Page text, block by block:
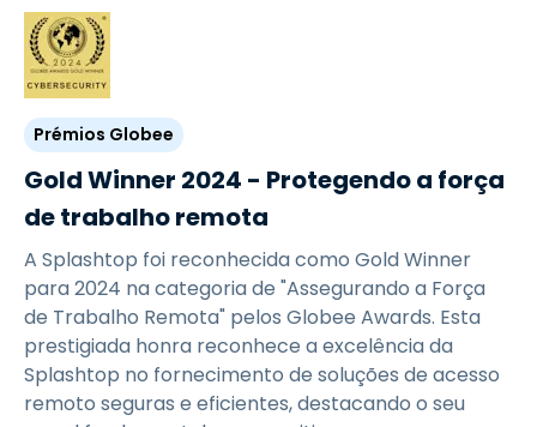
Prémios Globee
Gold Winner 2024 - Protegendo a força
de trabalho remota
A Splashtop foi reconhecida como Gold Winner
para 2024 na categoria de "Assegurando a Força
de Trabalho Remota" pelos Globee Awards. Esta
prestigiada honra reconhece a excelência da
Splashtop no fornecimento de soluções de acesso
remoto seguras e eficientes, destacando o seu